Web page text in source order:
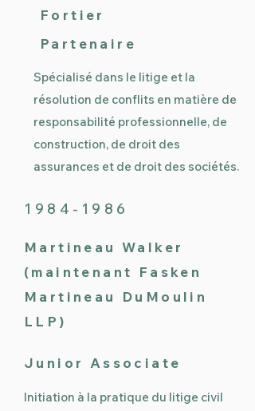
Fortier
Partenaire
Spécialisé dans le litige et la
résolution de conflits en matière de
responsabilité professionnelle, de
construction, de droit des
assurances et de droit des sociétés.
1984-1986
Martineau Walker
(maintenant Fasken
Martineau DuMoulin
LLP)
Junior Associate
Initiation à la pratique du litige civil